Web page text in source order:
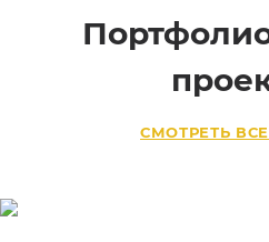
СМОТРЕТЬ